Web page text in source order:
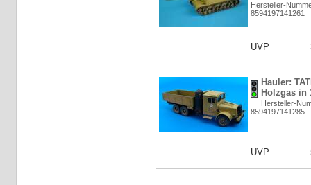
Hersteller-
8594197141261
UVP
Hauler:
Holzgas in
Hersteller-
8594197141285
UVP